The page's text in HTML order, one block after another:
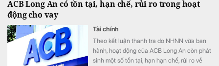
ACB Long An có tồn tại, hạn chế, rủi ro trong hoạt
động cho vay
Tài chính
Theo kết luận thanh tra do NHNN vừa ban
hành, hoạt động của ACB Long An còn phát
sinh một số tồn tại, hạn hạn chế, rủi ro về